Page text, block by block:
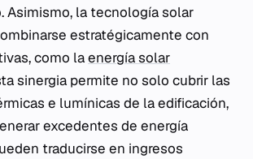
Asimismo, la tecnología solar
estratégicamente con
como laenergía solar
sinergia permite no solo cubrir las
e lumínicas de la edificación,
excedentes de energía
traducirse en ingresos